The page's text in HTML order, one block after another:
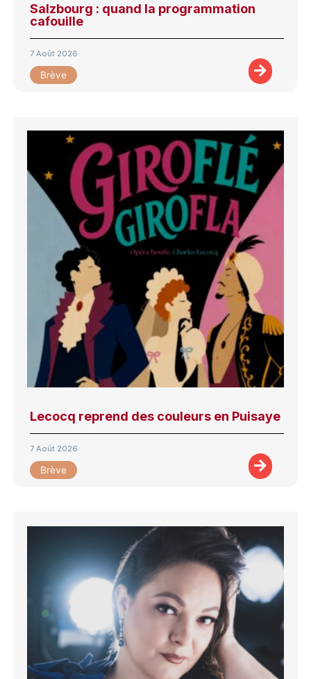
Salzbourg : quand la programmation
cafouille
7 Août 2026
Brève
Lecocq reprend des couleurs en Puisaye
7 Août 2026
Brève